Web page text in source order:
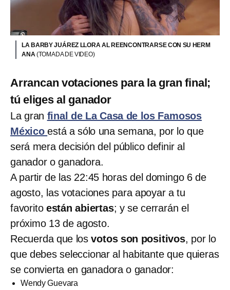
LA BARBY JUÁREZ LLORA AL REENCONTRARSE CON SU HERM
ANA (TOMADA DE VIDEO)
Arrancan votaciones para la gran final;
tú eliges al ganador
La gran final de La Casa de los Famosos
Méxicoestá a sólo una semana, por lo que
será mera decisión del público definir al
ganador o ganadora.
A partir de las 22:45 horas del domingo 6 de
agosto, las votaciones para apoyar a tu
favorito están abiertas; y se cerrarán el
próximo 13 de agosto.
Recuerda que losvotos son positivos, por lo
que debes seleccionar al habitante que quieras
se convierta en ganadora o ganador:
Wendy Guevara